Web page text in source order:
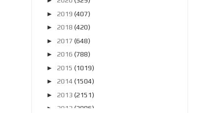
► 2019 (407)
► 2018 (420)
► 2017 (648)
► 2016 (788)
► 2015 (1019)
► 2014 (1504)
► 2013 (2151)
► 2012 (2986)